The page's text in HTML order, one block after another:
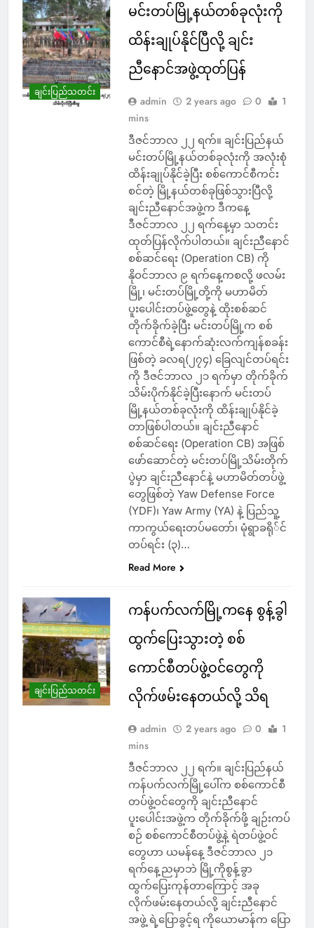
ချင်းပြည်သတင်း
မင်းတပ်မြို့နယ်တစ်ခုလုံးကို
ထိန်းချုပ်နိုင်ပြီလို့ ချင်း
ညီနောင်အဖွဲ့ထုတ်ပြန်
admin 2 years ago 0
1
mins
ဒီဇင်ဘာလ ၂၂ ရက်။ ချင်းပြည်နယ်
မင်းတပ်မြို့နယ်တစ်ခုလုံးကို အလုံးစုံ
ထိန်းချုပ်နိုင်ခဲ့ပြီး စစ်ကောင်စီကင်း
စင်တဲ့ မြို့နယ်တစ်ခုဖြစ်သွားပြီလို့
ချင်းညီနောင်အဖွဲ့က ဒီကနေ့
ဒီဇင်ဘာလ ၂၂ ရက်နေ့မှာ သတင်း
ထုတ်ပြန်လိုက်ပါတယ်။ ချင်းညီနောင်
စစ်ဆင်ရေး (Operation CB) ကို
နိုဝင်ဘာလ ၉ ရက်နေ့ကစလို့ ဖလမ်း
မြို့၊ မင်းတပ်မြို့တို့ကို မဟာမိတ်
ပူးပေါင်းတပ်ဖွဲ့တွေနဲ့ ထိုးစစ်ဆင်
တိုက်ခိုက်ခဲ့ပြီး မင်းတပ်မြို့က စစ်
ကောင်စီရဲ့နောက်ဆုံးလက်ကျန်စခန်း
ဖြစ်တဲ့ ခလရ(၂၇၄) ခြေလျင်တပ်ရင်း
ကို ဒီဇင်ဘာလ ၂၁ ရက်မှာ တိုက်ခိုက်
သိမ်းပိုက်နိုင်ခဲ့ပြီးနောက် မင်းတပ်
မြို့နယ်တစ်ခုလုံးကို ထိန်းချုပ်နိုင်ခဲ့
တာဖြစ်ပါတယ်။ ချင်းညီနောင်
စစ်ဆင်ရေး (Operation CB) အဖြစ်
ဖော်ဆောင်တဲ့ မင်းတပ်မြို့သိမ်းတိုက်
ပွဲမှာ ချင်းညီနောင်နဲ့ မဟာမိတ်တပ်ဖွဲ့
တွေဖြစ်တဲ့ Yaw Defense Force
(YDF)၊ Yaw Army (YA) နဲ့ ပြည်သူ့
ကာကွယ်ရေးတပ်မတော်၊ မုံရွာခရို်င်
တပ်ရင်း (၃)…
Read More
ချင်းပြည်သတင်း
ကန်ပက်လက်မြို့ကနေ စွန့်ခွါ
ထွက်ပြေးသွားတဲ့ စစ်
ကောင်စီတပ်ဖွဲ့ဝင်တွေကို
လိုက်ဖမ်းနေတယ်လို့ သိရ
admin 2 years ago 0
1
mins
ဒီဇင်ဘာလ ၂၂ ရက်။ ချင်းပြည်နယ်
ကန်ပက်လက်မြို့ပေါ်က စစ်ကောင်စီ
တပ်ဖွဲ့ဝင်တွေကို ချင်းညီနောင်
ပူးပေါင်းအဖွဲ့က တိုက်ခိုက်ဖို့ ချဉ်းကပ်
စဉ် စစ်ကောင်စီတပ်ဖွဲ့နဲ့ ရဲတပ်ဖွဲ့ဝင်
တွေဟာ ယမန်နေ့ ဒီဇင်ဘာလ ၂၁
ရက်နေ့ညမှာဘဲ မြို့ကိုစွန့်ခွာ
ထွက်ပြေးကုန်တာကြောင့် အခု
လိုက်ဖမ်းနေတယ်လို့ ချင်းညီနောင်
အဖွဲ့ ရဲ့ပြောခွင့်ရ ကိုယောမာန်က ပြော